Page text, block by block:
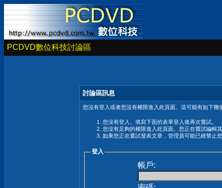
PCDVD數位科技討論區
討論區訊息
您沒有登入或者您沒有權限進入此頁面。這可能有如下幾
您沒有登入。填寫下面的表單登入後再次嘗試。
您沒有足夠的權限進入此頁面。您正在嘗試編輯
如果您正在嘗試發表文章，管理員可能已經禁止
登入
帳戶: